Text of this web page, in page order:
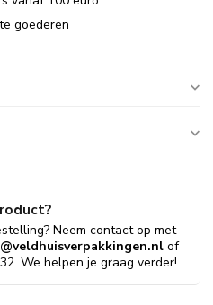
goederen
Neem contact op met
of
We helpen je graag verder!